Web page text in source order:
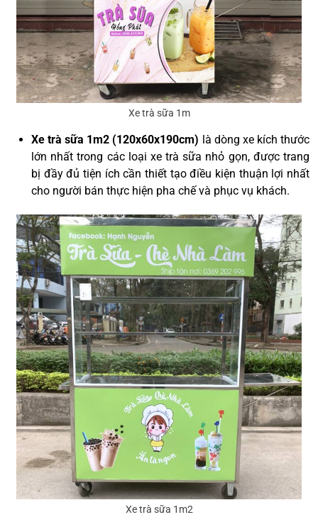
Xe trà sữa 1m
Xe trà sữa 1m2 (120x60x190cm) là dòng xe kích thước
lớn nhất trong các loại xe trà sữa nhỏ gọn, được trang
bị đầy đủ tiện ích cần thiết tạo điều kiện thuận lợi nhất
cho người bán thực hiện pha chế và phục vụ khách.
Xe trà sữa 1m2